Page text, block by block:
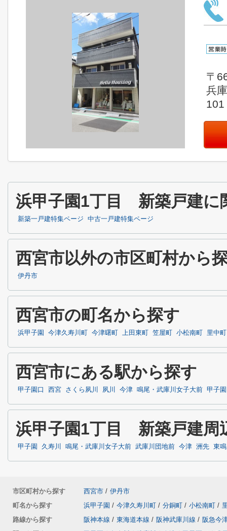
〒
兵
101
浜甲子園1丁目 新築戸建に
新築一戸建特集ページ 中古一戸建特集ページ
西宮市以外の市区町村から
伊丹市
西宮市の町名から探す
浜甲子園 今津久寿川町 今津曙町 上田東町 笠屋町 小松南町 里中町
西宮市にある駅から探す
甲子園口 西宮 さくら夙川 夙川 今津 鳴尾・武庫川女子大前 甲子園
浜甲子園1丁目 新築戸建周
甲子園 久寿川 鳴尾・武庫川女子大前 武庫川団地前 今津 洲先 東
市区町村から探す 西宮市 / 伊丹市
町名から探す
浜甲子園 / 今津久寿川町 / 分銅町 / 小松南町 /
路線から探す
阪神本線 / 東海道本線 / 阪神武庫川線 / 阪急今